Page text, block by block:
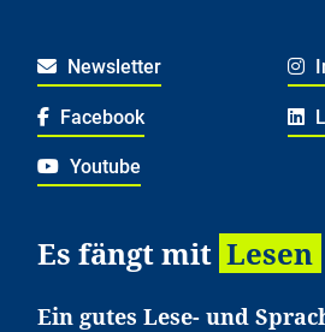
Newsletter
Facebook
Youtube
Es fängt mit Lesen
Ein gutes Lese- und